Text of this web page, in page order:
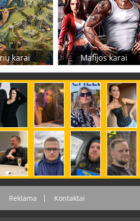
karai Mafijos karai
Reklama Kontaktai